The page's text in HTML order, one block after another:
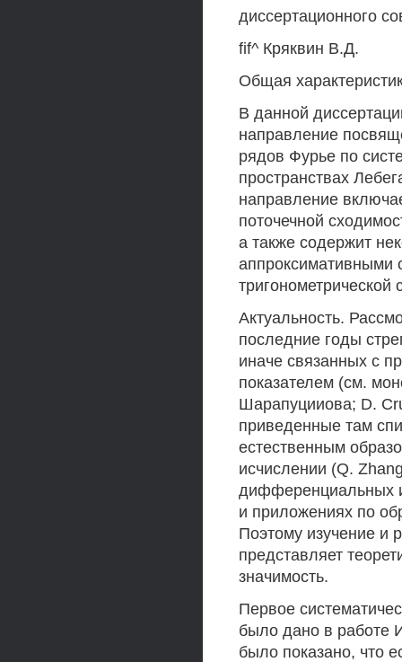
диссертационного
fif^ Кряквин В.Д.
Общая
В данной
направление
рядов Фурье по
пространствах
направление
поточечной
а также содержит
аппроксимативными
тригонометрической
Актуальность.
последние годы
иначе связанных с
показателем (см.
Шарапуцииова; D.
приведенные там
естественным
исчислении (Q.
дифференциальных
и приложениях по
Поэтому изучение и
представляет
значимость.
Первое
было дано в работе
было показано, что